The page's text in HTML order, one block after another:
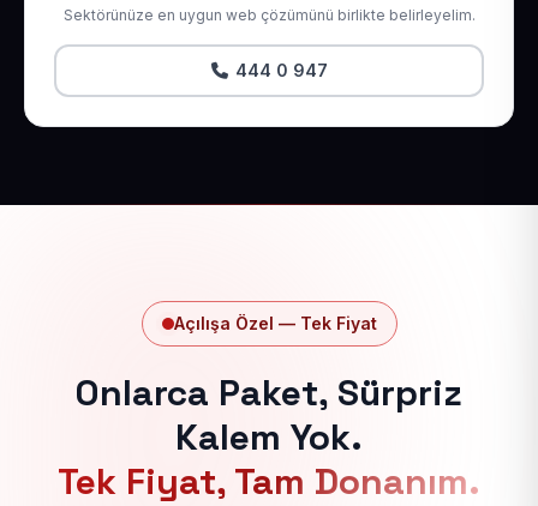
Sektörünüze en uygun web çözümünü birlikte belirleyelim.
444 0 947
Açılışa Özel — Tek Fiyat
Onlarca Paket, Sürpriz
Kalem Yok.
Tek Fiyat, Tam Donanım.